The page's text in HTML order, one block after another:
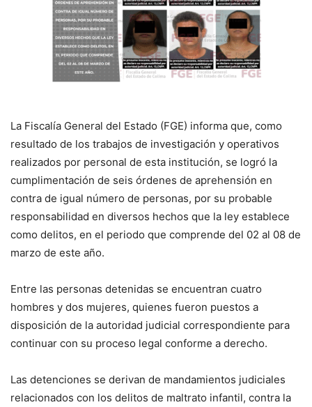
La Fiscalía General del Estado (FGE) informa que, como
resultado de los trabajos de investigación y operativos
realizados por personal de esta institución, se logró la
cumplimentación de seis órdenes de aprehensión en
contra de igual número de personas, por su probable
responsabilidad en diversos hechos que la ley establece
como delitos, en el periodo que comprende del 02 al 08 de
marzo de este año.
Entre las personas detenidas se encuentran cuatro
hombres y dos mujeres, quienes fueron puestos a
disposición de la autoridad judicial correspondiente para
continuar con su proceso legal conforme a derecho.
Las detenciones se derivan de mandamientos judiciales
relacionados con los delitos de maltrato infantil, contra la